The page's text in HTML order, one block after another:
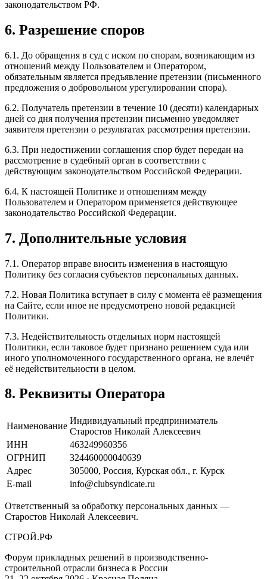
законодательством РФ.
6. Разрешение споров
6.1. До обращения в суд с иском по спорам, возникающим из
отношений между Пользователем и Оператором,
обязательным является предъявление претензии (письменного
предложения о добровольном урегулировании спора).
6.2. Получатель претензии в течение 10 (десяти) календарных
дней со дня получения претензии письменно уведомляет
заявителя претензии о результатах рассмотрения претензии.
6.3. При недостижении соглашения спор будет передан на
рассмотрение в судебный орган в соответствии с
действующим законодательством Российской Федерации.
6.4. К настоящей Политике и отношениям между
Пользователем и Оператором применяется действующее
законодательство Российской Федерации.
7. Дополнительные условия
7.1. Оператор вправе вносить изменения в настоящую
Политику без согласия субъектов персональных данных.
7.2. Новая Политика вступает в силу с момента её размещения
на Сайте, если иное не предусмотрено новой редакцией
Политики.
7.3. Недействительность отдельных норм настоящей
Политики, если таковое будет признано решением суда или
иного уполномоченного государственного органа, не влечёт
её недействительности в целом.
8. Реквизиты Оператора
Наименование
Индивидуальный предприниматель
Старостов Николай Алексеевич
ИНН
463249960356
ОГРНИП
324460000040639
Адрес
305000, Россия, Курская обл., г. Курск
E-mail
info@clubsyndicate.ru
Ответственный за обработку персональных данных —
Старостов Николай Алексеевич.
СТРОЙ.РФ
Форум прикладных решений в производственно-
строительной отрасли бизнеса в России